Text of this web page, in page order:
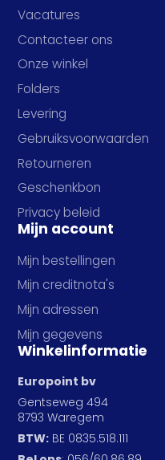
Vacatures
Contacteer ons
Onze winkel
Folders
Levering
Gebruiksvoorwaarden
Retourneren
Geschenkbon
Privacy beleid
Mijn account
Mijn bestellingen
Mijn creditnota's
Mijn adressen
Mijn gegevens
Winkelinformatie
Europoint bv
Gentseweg 494
8793 Waregem
BTW: BE 0835.518.111